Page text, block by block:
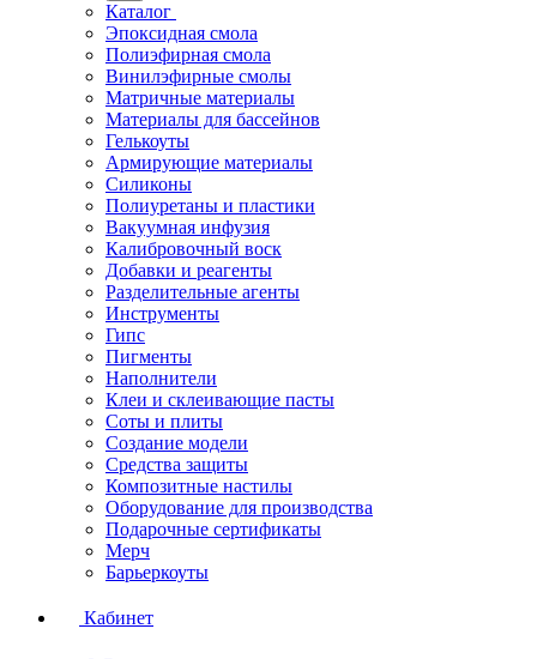
Каталог
Эпоксидная смола
Полиэфирная смола
Винилэфирные смолы
Матричные материалы
Материалы для бассейнов
Гелькоуты
Армирующие материалы
Силиконы
Полиуретаны и пластики
Вакуумная инфузия
Калибровочный воск
Добавки и реагенты
Разделительные агенты
Инструменты
Гипс
Пигменты
Наполнители
Клеи и склеивающие пасты
Соты и плиты
Создание модели
Средства защиты
Композитные настилы
Оборудование для производства
Подарочные сертификаты
Мерч
Барьеркоуты
Кабинет